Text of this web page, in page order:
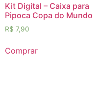
Kit Digital – Caixa para
Pipoca Copa do Mundo
R$ 7,90
Comprar